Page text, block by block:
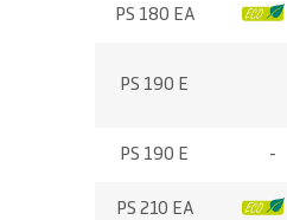
PS 180 EA -
PS 190 E
PS 190 E -
PS 210 EA -